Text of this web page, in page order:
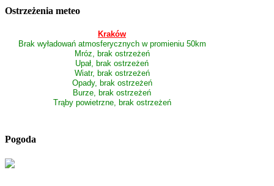
Ostrzeżenia meteo
Kraków
Brak wyładowań atmosferycznych w promieniu 50km
Mróz, brak ostrzeżeń
Upał, brak ostrzeżeń
Wiatr, brak ostrzeżeń
Opady, brak ostrzeżeń
Burze, brak ostrzeżeń
Trąby powietrzne, brak ostrzeżeń
Pogoda